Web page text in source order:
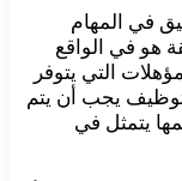
في المهام
هو في الواقع
التي يتوفر
يجب أن يتم
يتمثل في